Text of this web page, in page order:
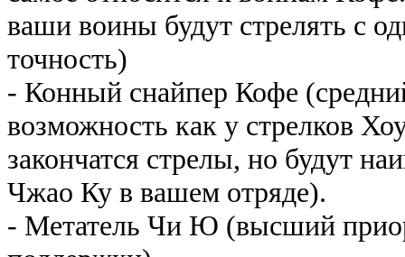
ваши воины будут стрелять с
точность)
- Конный снайпер Кофе
возможность как у стрелков
закончатся стрелы, но будут
Чжао Ку в вашем отряде).
- Метатель Чи Ю (высший